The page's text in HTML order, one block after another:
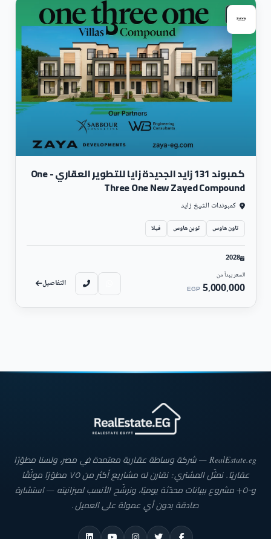
كمبوند 131 زايد الجديدة زايا للتطوير العقاري - One
Three One New Zayed Compound
كمبوندات الشيخ زايد
تاون هاوس توين هاوس فيلا
2028
السعر يبدأ من
5,000,000
EGP التفاصيل
RealEstate.eg — شركة وساطة عقارية معتمدة في مصر، ولسنا مطوّرًا
عقاريًا. نمثّل المشتري: نقارن له مشاريع أكثر من ٧٥ مطوّرًا موثّقًا
و٥٠٠+ مشروع ببيانات محدّثة يوميًا، ونرشّح الأنسب لميزانيته — استشارة
صادقة بدون أي عمولة على العميل.